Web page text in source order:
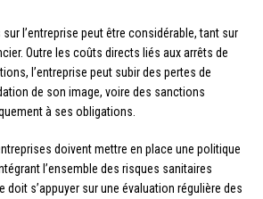
sur l’entreprise peut être considérable, tant sur
Outre les coûts directs liés aux arrêts de
l’entreprise peut subir des pertes de
de son image, voire des sanctions
à ses obligations.
doivent mettre en place une politique
l’ensemble des risques sanitaires
doit s’appuyer sur une évaluation régulière des